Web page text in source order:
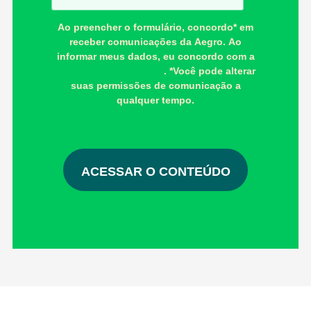
Ao preencher o formulário, concordo* em
receber comunicações da Aegro. Ao
informar meus dados, eu concordo com a
. *Você pode alterar
suas permissões de comunicação a
qualquer tempo.